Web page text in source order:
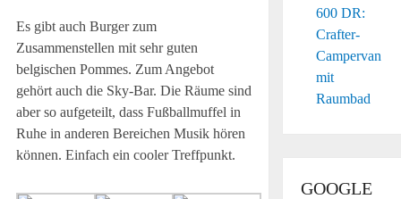
Es gibt auch Burger zum
Zusammenstellen mit sehr guten
belgischen Pommes. Zum Angebot
gehört auch die Sky-Bar. Die Räume sind
aber so aufgeteilt, dass Fußballmuffel in
Ruhe in anderen Bereichen Musik hören
können. Einfach ein cooler Treffpunkt.
600 DR:
Crafter-
Campervan
mit
Raumbad
GOOGLE